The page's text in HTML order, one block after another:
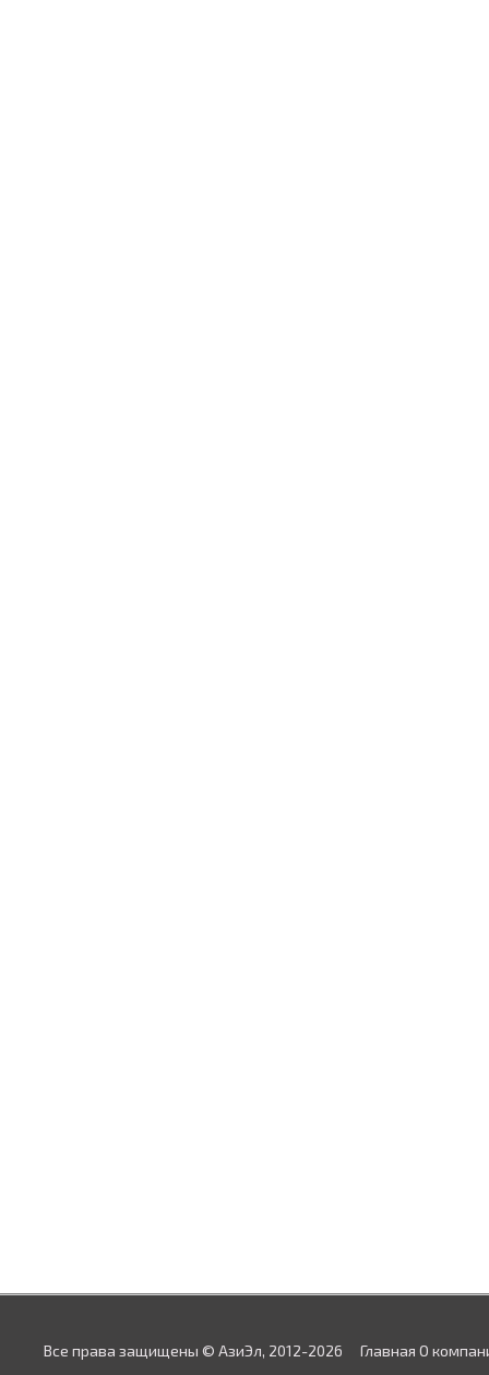
Все права защищены © АзиЭл, 2012-2026 Главная О